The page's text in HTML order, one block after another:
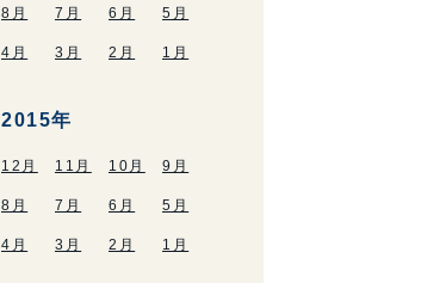
8月 7月 6月 5月
4月 3月 2月 1月
2015年
12月 11月 10月 9月
8月 7月 6月 5月
4月 3月 2月 1月